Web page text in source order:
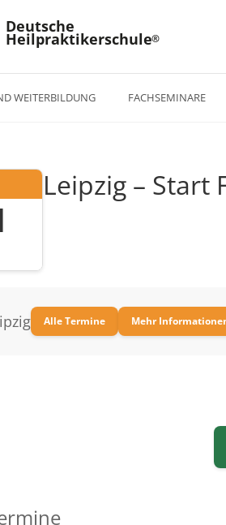
Deutsche
Heilpraktikerschule
WEITERBILDUNG FACHSEMINARE
Leipzig –
Alle Termine Mehr